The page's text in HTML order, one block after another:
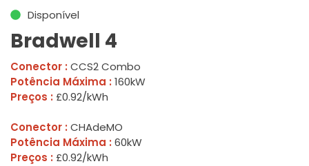
Disponível
Bradwell 4
Conector : CCS2 Combo
Potência Máxima : 160kW
Preços : £0.92/kWh
Conector : CHAdeMO
Potência Máxima : 60kW
Preços : £0.92/kWh